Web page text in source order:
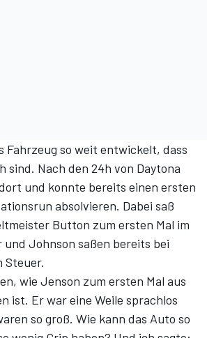
Fahrzeug so weit entwickelt, dass
sind. Nach den 24h von Daytona
und konnte bereits einen ersten
absolvieren. Dabei saß
Button zum ersten Mal im
und Johnson saßen bereits bei
Steuer.
wie Jenson zum ersten Mal aus
ist. Er war eine Weile sprachlos
so groß. Wie kann das Auto so